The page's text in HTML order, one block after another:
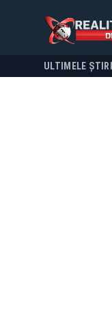
ULTIMELE ȘTIRI